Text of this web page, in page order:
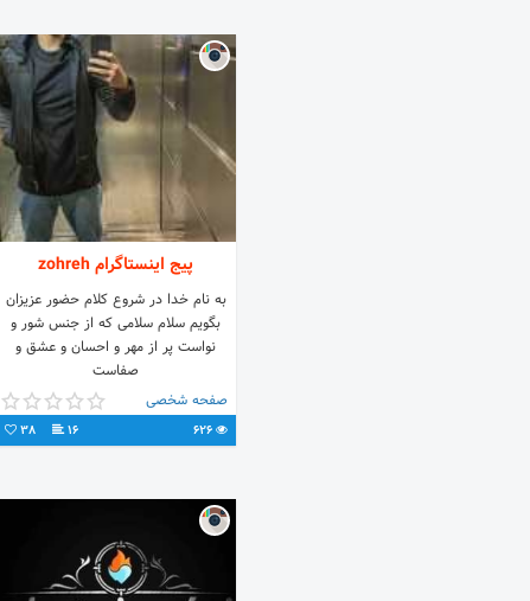
پیج اینستاگرام zohreh
به نام خدا در شروع کلام حضور عزیزان
بگویم سلام سلامی که از جنس شور و
نواست پر از مهر و احسان و عشق و
صفاست
صفحه شخصی
626
16
38